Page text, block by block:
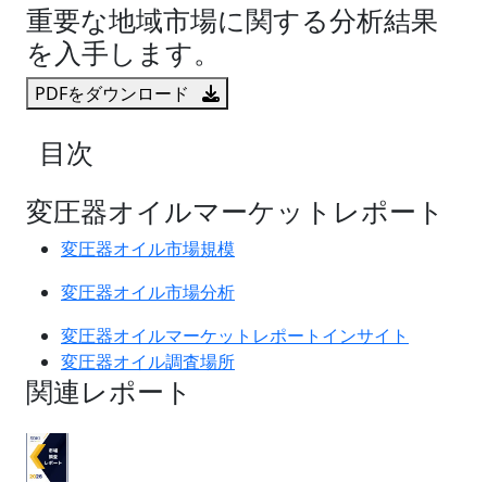
重要な地域市場に関する分析結果
を入手します。
PDFをダウンロード
目次
変圧器オイルマーケットレポート
変圧器オイル市場規模
変圧器オイル市場分析
変圧器オイルマーケットレポートインサイト
変圧器オイル調査場所
関連レポート